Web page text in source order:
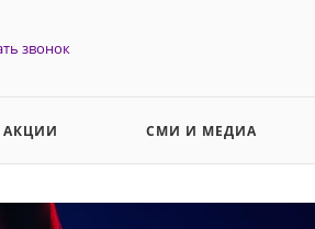
звонок
АКЦИИ СМИ И МЕДИА